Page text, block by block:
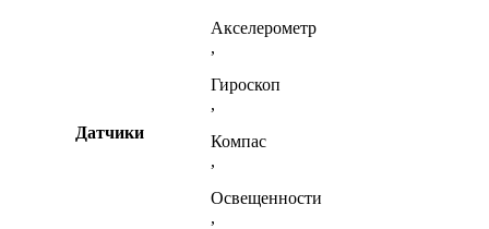
Датчики
Акселерометр
,
Гироскоп
,
Компас
,
Освещенности
,